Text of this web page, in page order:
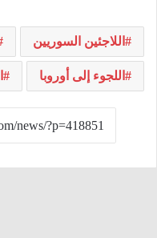
اللاجئين السوريين
اللجوء إلى أوروبا